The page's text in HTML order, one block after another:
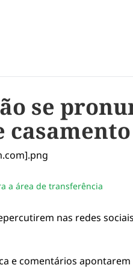
se
a área de transferência
nas redes
e comentários